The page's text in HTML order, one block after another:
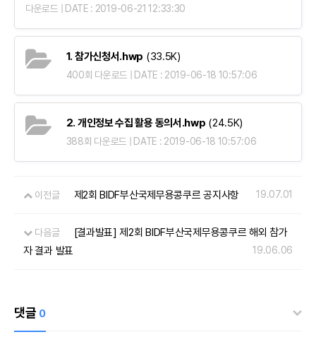
다운로드 | DATE : 2019-06-21 12:33:30
1. 참가신청서.hwp (33.5K)
400회 다운로드 | DATE : 2019-06-18 10:57:06
2. 개인정보 수집 활용 동의서.hwp (24.5K)
388회 다운로드 | DATE : 2019-06-18 10:57:06
이전글 제2회 BIDF부산국제무용콩쿠르 공지사항 19.07.01
다음글
[결과발표] 제2회 BIDF부산국제무용콩쿠르 해외 참가
자 결과 발표
19.06.06
댓글 0